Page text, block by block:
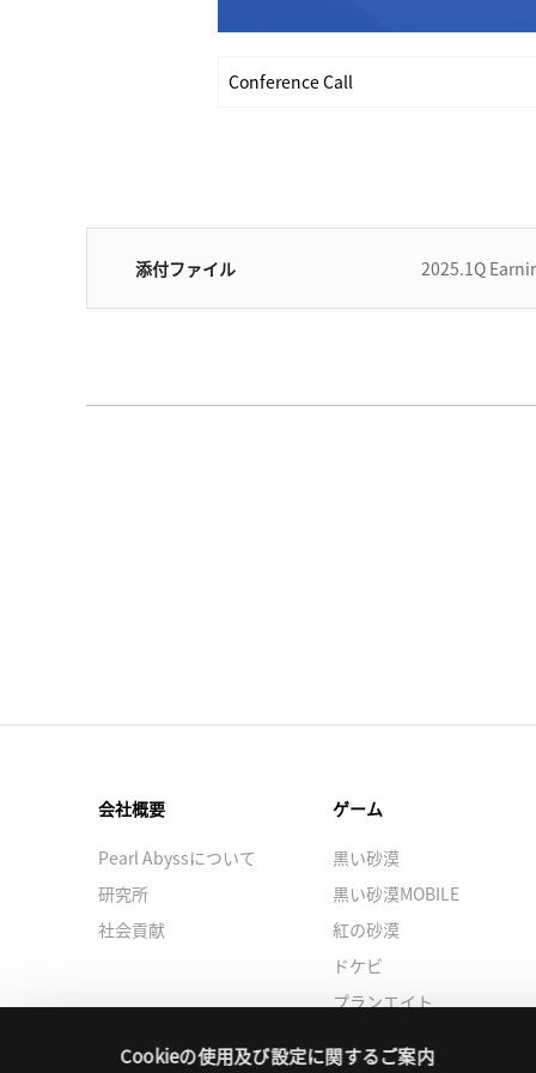
Cookieの使用及び設定に関するご案内
Conference Call
添付ファイル 2025.1Q
会社概要
Pearl Abyssについて
研究所
社会貢献
ゲーム
黒い砂漠
黒い砂漠MOBILE
紅の砂漠
ドケビ
プランエイト